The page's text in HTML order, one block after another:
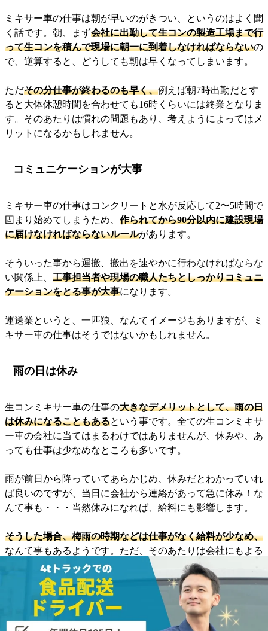
ミキサー車の仕事は朝が早いのがきつい、というのはよく聞
く話です。朝、まず会社に出勤して生コンの製造工場まで行
って生コンを積んで現場に朝一に到着しなければならないの
で、逆算すると、どうしても朝は早くなってしまいます。
ただその分仕事が終わるのも早く、例えば朝7時出勤だとす
ると大体休憩時間を合わせても16時くらいには終業となりま
す。そのあたりは慣れの問題もあり、考えようによってはメ
リットになるかもしれません。
コミュニケーションが大事
ミキサー車の仕事はコンクリートと水が反応して2〜5時間で
固まり始めてしまうため、 作られてから90分以内に建設現場
に届けなければならないルールがあります。
そういった事から運搬、搬出を速やかに行わなければならな
い関係上、 工事担当者や現場の職人たちとしっかりコミュニ
ケーションをとる事が大事になります。
運送業というと、一匹狼、なんてイメージもありますが、ミ
キサー車の仕事はそうではないかもしれません。
雨の日は休み
生コンミキサー車の仕事の大きなデメリットとして、雨の日
は休みになることもあるという事です。全ての生コンミキサ
ー車の会社に当てはまるわけではありませんが、休みや、あ
っても仕事は少なめなところも多いです。
雨が前日から降っていてあらかじめ、休みだとわかっていれ
ば良いのですが、当日に会社から連絡があって急に休み！な
んて事も・・・当然休みになれば、給料にも影響します。
そうした場合、梅雨の時期などは仕事がなく給料が少なめ、
なんて事もあるようです。ただ、そのあたりは会社にもよる
と思いますので、入社時に確認しておいた方がいいでしょ
まとめ